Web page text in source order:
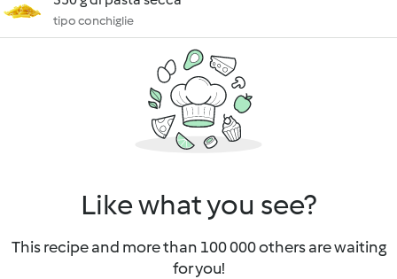
tipo conchiglie
Like what you see?
This recipe and more than 100 000 others are waiting
for you!